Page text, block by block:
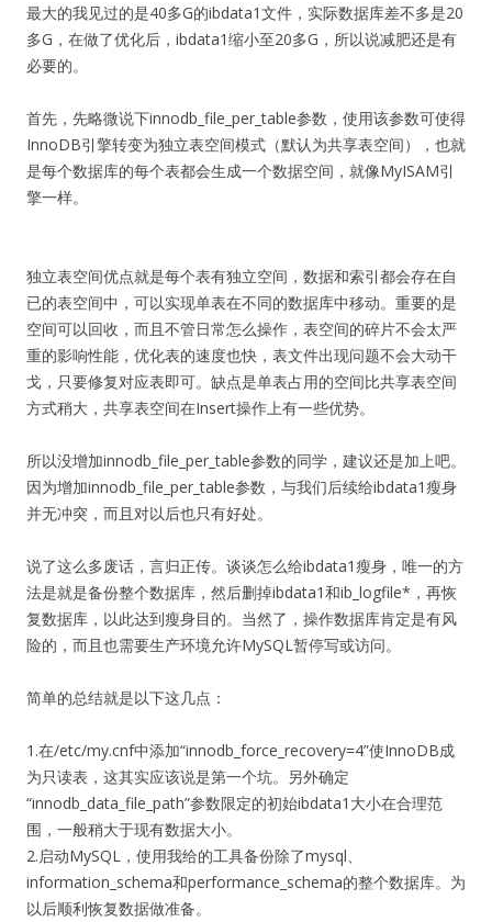
最大的我见过的是40多G的ibdata1文件，实际数据库差不多是20
多G，在做了优化后，ibdata1缩小至20多G，所以说减肥还是有
必要的。
首先，先略微说下innodb_file_per_table参数，使用该参数可使得
InnoDB引擎转变为独立表空间模式（默认为共享表空间），也就
是每个数据库的每个表都会生成一个数据空间，就像MyISAM引
擎一样。
独立表空间优点就是每个表有独立空间，数据和索引都会存在自
已的表空间中，可以实现单表在不同的数据库中移动。重要的是
空间可以回收，而且不管日常怎么操作，表空间的碎片不会太严
重的影响性能，优化表的速度也快，表文件出现问题不会大动干
戈，只要修复对应表即可。缺点是单表占用的空间比共享表空间
方式稍大，共享表空间在Insert操作上有一些优势。
所以没增加innodb_file_per_table参数的同学，建议还是加上吧。
因为增加innodb_file_per_table参数，与我们后续给ibdata1瘦身
并无冲突，而且对以后也只有好处。
说了这么多废话，言归正传。谈谈怎么给ibdata1瘦身，唯一的方
法是就是备份整个数据库，然后删掉ibdata1和ib_logfile*，再恢
复数据库，以此达到瘦身目的。当然了，操作数据库肯定是有风
险的，而且也需要生产环境允许MySQL暂停写或访问。
简单的总结就是以下这几点：
1.在/etc/my.cnf中添加“innodb_force_recovery=4”使InnoDB成
为只读表，这其实应该说是第一个坑。另外确定
“innodb_data_file_path”参数限定的初始ibdata1大小在合理范
围，一般稍大于现有数据大小。
2.启动MySQL，使用我给的工具备份除了mysql、
information_schema和performance_schema的整个数据库。为
以后顺利恢复数据做准备。